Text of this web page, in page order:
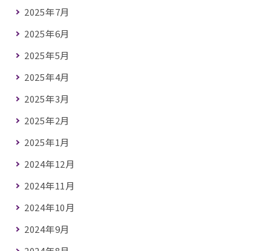
2025年7月
2025年6月
2025年5月
2025年4月
2025年3月
2025年2月
2025年1月
2024年12月
2024年11月
2024年10月
2024年9月